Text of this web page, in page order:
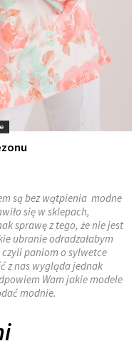
są bez wątpienia modne
się w sklepach,
sprawę z tego, że nie jest
ubranie odradzałabym
paniom o sylwetce
z nas wygląda jednak
Wam jakie modele
modnie.